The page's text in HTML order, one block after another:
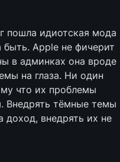
пошла идиотская мода
Apple не фичерит
в админках она вроде
на глаза. Ни один
что их проблемы
Внедрять тёмные темы
внедрять их не